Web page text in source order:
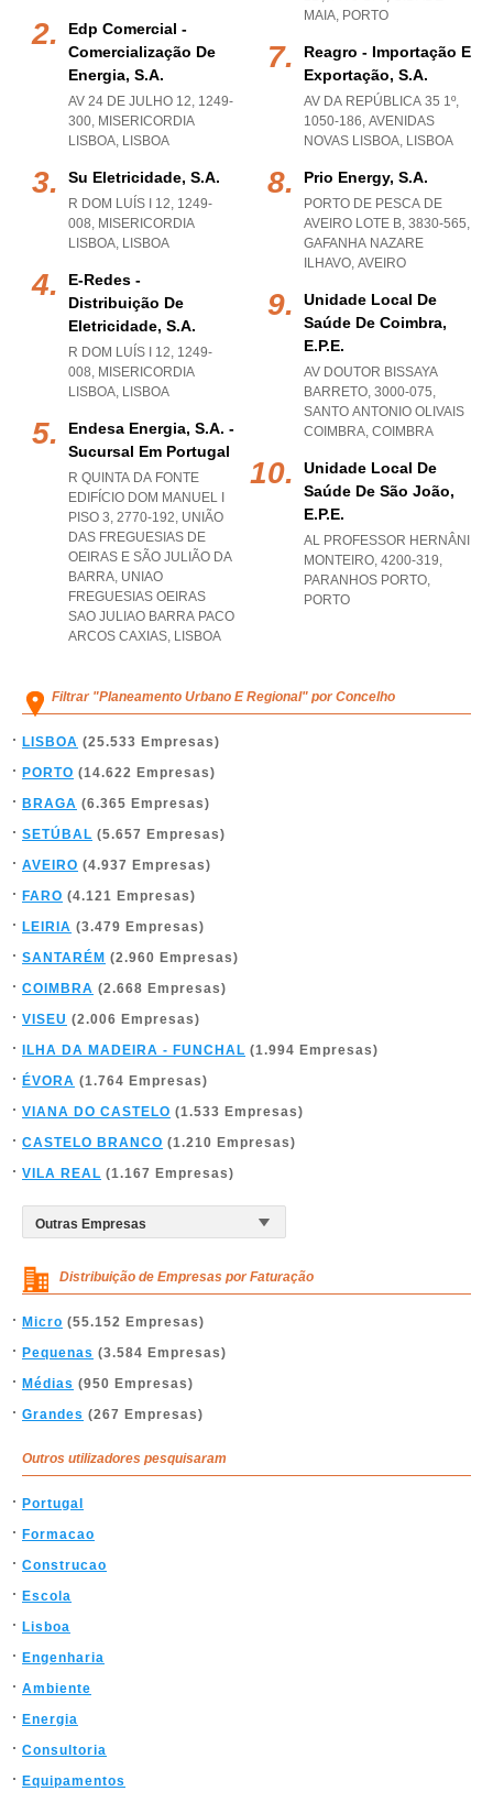
Edp Comercial -
Comercialização De
Energia, S.a.
AV 24 DE JULHO 12, 1249-
300, MISERICORDIA
LISBOA, LISBOA
Su Eletricidade, S.a.
R DOM LUÍS I 12, 1249-
008, MISERICORDIA
LISBOA, LISBOA
E-Redes -
Distribuição De
Eletricidade, S.a.
R DOM LUÍS I 12, 1249-
008, MISERICORDIA
LISBOA, LISBOA
Endesa Energia, S.a. -
Sucursal Em Portugal
R QUINTA DA FONTE
EDIFÍCIO DOM MANUEL I
PISO 3, 2770-192, UNIÃO
DAS FREGUESIAS DE
OEIRAS E SÃO JULIÃO DA
BARRA, UNIAO
FREGUESIAS OEIRAS
SAO JULIAO BARRA PACO
ARCOS CAXIAS, LISBOA
MAIA, PORTO
Reagro - Importação E
Exportação, S.a.
AV DA REPÚBLICA 35 1º,
1050-186, AVENIDAS
NOVAS LISBOA, LISBOA
Prio Energy, S.a.
PORTO DE PESCA DE
AVEIRO LOTE B, 3830-565,
GAFANHA NAZARE
ILHAVO, AVEIRO
Unidade Local De
Saúde De Coimbra,
E.p.e.
AV DOUTOR BISSAYA
BARRETO, 3000-075,
SANTO ANTONIO OLIVAIS
COIMBRA, COIMBRA
Unidade Local De
Saúde De São João,
E.p.e.
AL PROFESSOR HERNÂNI
MONTEIRO, 4200-319,
PARANHOS PORTO,
PORTO
Filtrar "Planeamento Urbano E Regional" por Concelho
LISBOA (25.533 Empresas)
PORTO (14.622 Empresas)
BRAGA (6.365 Empresas)
SETÚBAL (5.657 Empresas)
AVEIRO (4.937 Empresas)
FARO (4.121 Empresas)
LEIRIA (3.479 Empresas)
SANTARÉM (2.960 Empresas)
COIMBRA (2.668 Empresas)
VISEU (2.006 Empresas)
ILHA DA MADEIRA - FUNCHAL (1.994 Empresas)
ÉVORA (1.764 Empresas)
VIANA DO CASTELO (1.533 Empresas)
CASTELO BRANCO (1.210 Empresas)
VILA REAL (1.167 Empresas)
Distribuição de Empresas por Faturação
Micro (55.152 Empresas)
Pequenas (3.584 Empresas)
Médias (950 Empresas)
Grandes (267 Empresas)
Outros utilizadores pesquisaram
Portugal
Formacao
Construcao
Escola
Lisboa
Engenharia
Ambiente
Energia
Consultoria
Equipamentos